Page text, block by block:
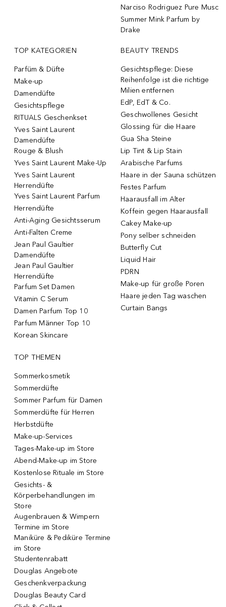
Narciso Rodriguez Pure Musc
Summer Mink Parfum by
Drake
TOP KATEGORIEN
Parfüm & Düfte
Make-up
Damendüfte
Gesichtspflege
RITUALS Geschenkset
Yves Saint Laurent
Damendüfte
Rouge & Blush
Yves Saint Laurent Make-Up
Yves Saint Laurent
Herrendüfte
Yves Saint Laurent Parfum
Herrendüfte
Anti-Aging Gesichtsserum
Anti-Falten Creme
Jean Paul Gaultier
Damendüfte
Jean Paul Gaultier
Herrendüfte
Parfum Set Damen
Vitamin C Serum
Damen Parfum Top 10
Parfum Männer Top 10
Korean Skincare
BEAUTY TRENDS
Gesichtspflege: Diese
Reihenfolge ist die richtige
Milien entfernen
EdP, EdT & Co.
Geschwollenes Gesicht
Glossing für die Haare
Gua Sha Steine
Lip Tint & Lip Stain
Arabische Parfums
Haare in der Sauna schützen
Festes Parfum
Haarausfall im Alter
Koffein gegen Haarausfall
Cakey Make-up
Pony selber schneiden
Butterfly Cut
Liquid Hair
PDRN
Make-up für große Poren
Haare jeden Tag waschen
Curtain Bangs
TOP THEMEN
Sommerkosmetik
Sommerdüfte
Sommer Parfum für Damen
Sommerdüfte für Herren
Herbstdüfte
Make-up-Services
Tages-Make-up im Store
Abend-Make-up im Store
Kostenlose Rituale im Store
Gesichts- &
Körperbehandlungen im
Store
Augenbrauen & Wimpern
Termine im Store
Maniküre & Pediküre Termine
im Store
Studentenrabatt
Douglas Angebote
Geschenkverpackung
Douglas Beauty Card